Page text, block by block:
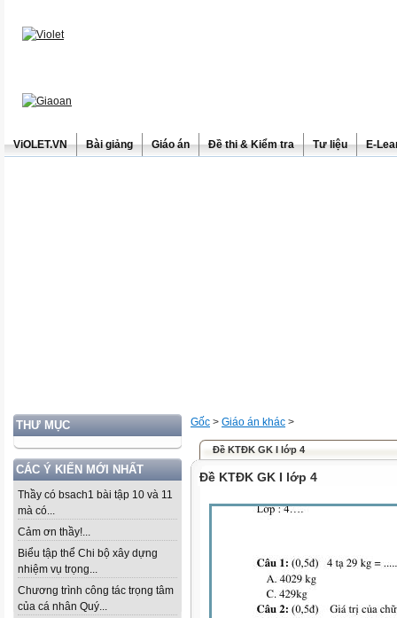
ViOLET.VN Bài giảng Giáo án Đề thi & Kiểm tra Tư liệu E-
THƯ MỤC
CÁC Ý KIẾN MỚI NHẤT
Thầy có bsach1 bài tập 10 và 11
mà có...
Cảm ơn thầy!...
Biểu tập thể Chi bộ xây dựng
nhiệm vụ trọng...
Chương trình công tác trọng tâm
của cá nhân Quý...
Gốc > Giáo án khác >
Đề KTĐK GK I lớp 4
Đề KTĐK GK I lớp 4